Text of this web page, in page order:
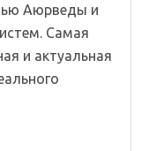
Аюрведы и
Самая
и актуальная